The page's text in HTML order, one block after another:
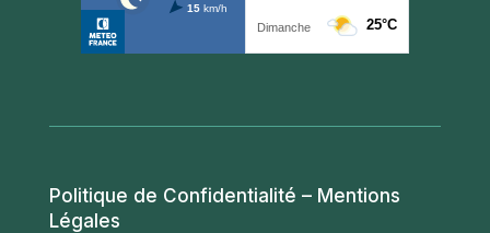
Politique de Confidentialité – Mentions
Légales